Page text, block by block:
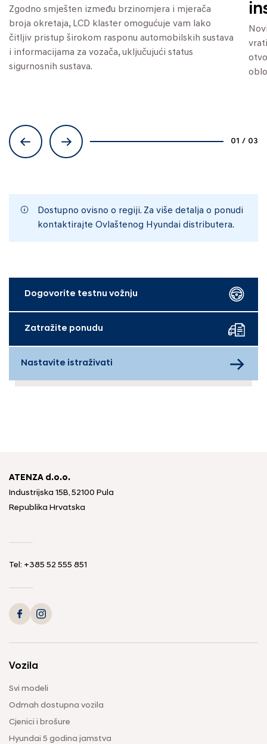
Zgodno smješten između brzinomjera i mjerača
broja okretaja, LCD klaster omogućuje vam lako
čitljiv pristup širokom rasponu automobilskih sustava
i informacijama za vozača, uključujući status
sigurnosnih sustava.
01 / 03
Dostupno ovisno o regiji. Za više detalja o ponudi
kontaktirajte Ovlaštenog Hyundai distributera.
Dogovorite testnu vožnju
Zatražite ponudu
Nastavite istraživati
ATENZA d.o.o.
Industrijska 15B, 52100 Pula
Republika Hrvatska
Tel: +385 52 555 851
Vozila
Svi modeli
Odmah dostupna vozila
Cjenici i brošure
Hyundai 5 godina jamstva